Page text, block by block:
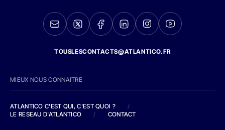
TOUSLESCONTACTS@ATLANTICO.FR
MIEUX NOUS CONNAITRE
ATLANTICO C'EST QUI, C'EST QUOI ?
/
LE RESEAU D'ATLANTICO
/ CONTACT